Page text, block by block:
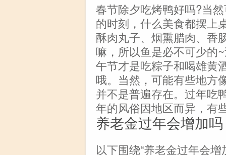
春节除夕吃烤鸭好吗?当
的时刻，什么美食都摆上
酥肉丸子、烟熏腊肉、香
嘛，所以鱼是必不可少的
午节才是吃粽子和喝雄黄
哦。当然，可能有些地方
并不是普遍存在。过年吃
年的风俗因地区而异，有
养老金过年会增加吗
以下围绕“养老金过年会